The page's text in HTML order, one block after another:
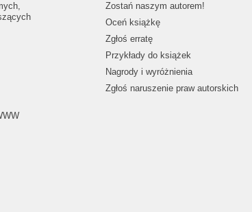
Zostań naszym autorem!
Oceń książkę
Zgłoś erratę
Przykłady do książek
Nagrody i wyróżnienia
Zgłoś naruszenie praw autorskich